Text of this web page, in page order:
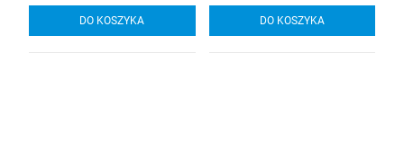
DO KOSZYKA DO KOSZYKA